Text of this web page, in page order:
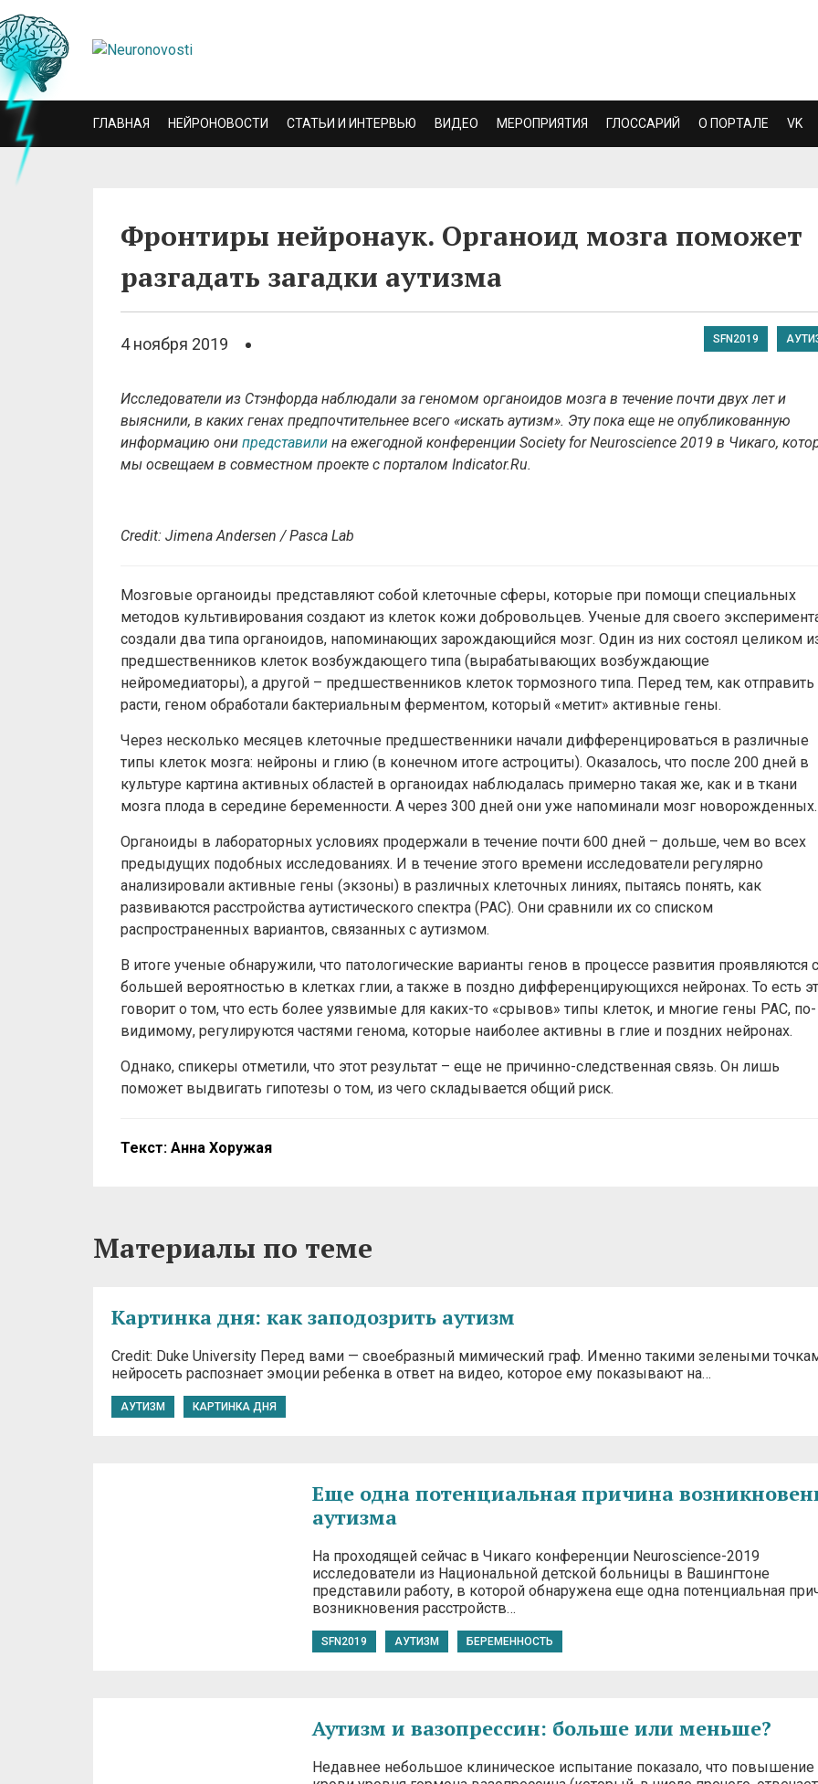
ГЛАВНАЯ НЕЙРОНОВОСТИ СТАТЬИ И ИНТЕРВЬЮ ВИДЕО МЕРОПРИЯТИЯ ГЛОССАРИЙ О ПОРТАЛЕ VK
Фронтиры нейронаук. Органоид мозга поможет
разгадать загадки аутизма
4 ноября 2019 SFN2019
Исследователи из Стэнфорда наблюдали за геномом органоидов мозга в течение почти двух лет и
выяснили, в каких генах предпочтительнее всего «искать аутизм». Эту пока еще не опубликованную
информацию они представили на ежегодной конференции Society for Neuroscience 2019 в Чикаго,
мы освещаем в совместном проекте с порталом Indicator.Ru.
Credit: Jimena Andersen / Pasca Lab
Мозговые органоиды представляют собой клеточные сферы, которые при помощи специальных
методов культивирования создают из клеток кожи добровольцев. Ученые для своего
создали два типа органоидов, напоминающих зарождающийся мозг. Один из них состоял целиком
предшественников клеток возбуждающего типа (вырабатывающих возбуждающие
нейромедиаторы), а другой – предшественников клеток тормозного типа. Перед тем, как отправить
расти, геном обработали бактериальным ферментом, который «метит» активные гены.
Через несколько месяцев клеточные предшественники начали дифференцироваться в различные
типы клеток мозга: нейроны и глию (в конечном итоге астроциты). Оказалось, что после 200 дней в
культуре картина активных областей в органоидах наблюдалась примерно такая же, как и в ткани
мозга плода в середине беременности. А через 300 дней они уже напоминали мозг новорожденных.
Органоиды в лабораторных условиях продержали в течение почти 600 дней – дольше, чем во всех
предыдущих подобных исследованиях. И в течение этого времени исследователи регулярно
анализировали активные гены (экзоны) в различных клеточных линиях, пытаясь понять, как
развиваются расстройства аутистического спектра (РАС). Они сравнили их со списком
распространенных вариантов, связанных с аутизмом.
В итоге ученые обнаружили, что патологические варианты генов в процессе развития проявляются с
большей вероятностью в клетках глии, а также в поздно дифференцирующихся нейронах. То есть
говорит о том, что есть более уязвимые для каких-то «срывов» типы клеток, и многие гены РАС, по-
видимому, регулируются частями генома, которые наиболее активны в глие и поздних нейронах.
Однако, спикеры отметили, что этот результат – еще не причинно-следственная связь. Он лишь
поможет выдвигать гипотезы о том, из чего складывается общий риск.
Текст: Анна Хоружая
Материалы по теме
Картинка дня: как заподозрить аутизм
Credit: Duke University Перед вами — своебразный мимический граф. Именно такими зелеными
нейросеть распознает эмоции ребенка в ответ на видео, которое ему показывают на…
АУТИЗМ КАРТИНКА ДНЯ
Еще одна потенциальная причина
аутизма
На проходящей сейчас в Чикаго конференции Neuroscience-2019
исследователи из Национальной детской больницы в Вашингтоне
представили работу, в которой обнаружена еще одна потенциальная
возникновения расстройств…
SFN2019 АУТИЗМ БЕРЕМЕННОСТЬ
Аутизм и вазопрессин: больше или меньше?
Недавнее небольшое клиническое испытание показало, что повышение